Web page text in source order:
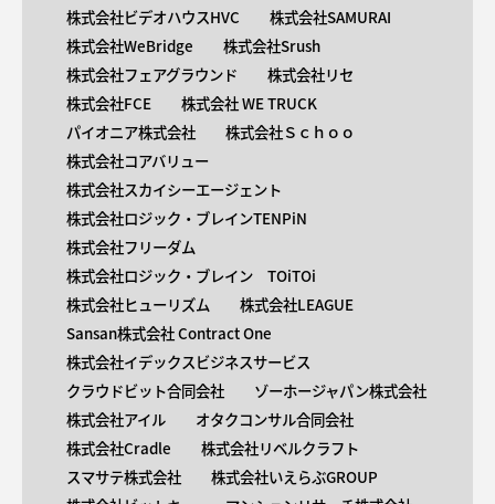
株式会社ビデオハウスHVC
株式会社SAMURAI
株式会社WeBridge
株式会社Srush
株式会社フェアグラウンド
株式会社リセ
株式会社FCE
株式会社 WE TRUCK
パイオニア株式会社
株式会社Ｓｃｈｏｏ
株式会社コアバリュー
株式会社スカイシーエージェント
株式会社ロジック・ブレインTENPiN
株式会社フリーダム
株式会社ロジック・ブレイン TOiTOi
株式会社ヒューリズム
株式会社LEAGUE
Sansan株式会社 Contract One
株式会社イデックスビジネスサービス
クラウドビット合同会社
ゾーホージャパン株式会社
株式会社アイル
オタクコンサル合同会社
株式会社Cradle
株式会社リベルクラフト
スマサテ株式会社
株式会社いえらぶGROUP